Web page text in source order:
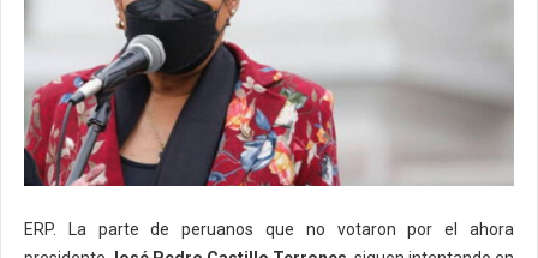
ERP. La parte de peruanos que no votaron por el ahora